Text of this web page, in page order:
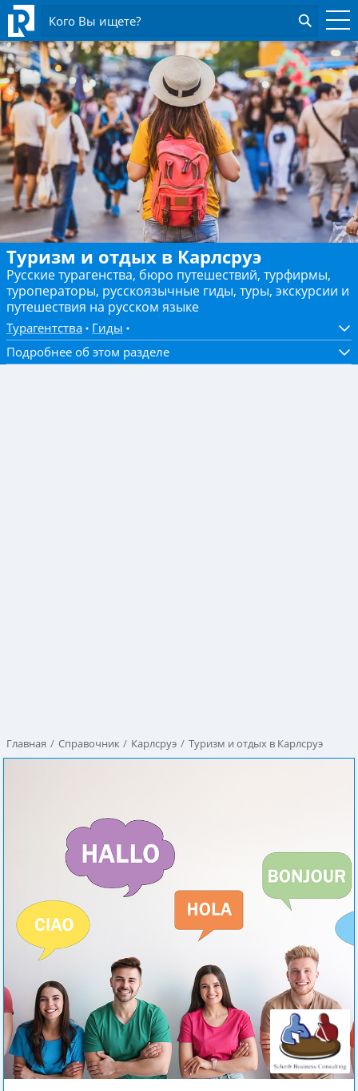
Кого Вы ищете?
Туризм и отдых в Карлсруэ
Русские турагенства, бюро путешествий, турфирмы,
туроператоры, русскоязычные гиды, туры, экскурсии и
путешествия на русском языке
Турагентства
Гиды
Подробнее об этом разделе
Главная Справочник Карлсруэ Туризм и отдых в Карлсруэ